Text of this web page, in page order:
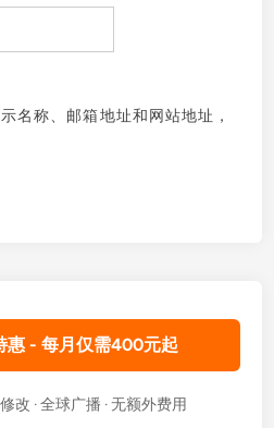
名称、邮箱地址和网站地址，
惠 - 每月仅需400元起
改 · 全球广播 · 无额外费用